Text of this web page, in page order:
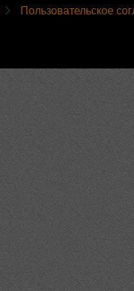
Пользовательское